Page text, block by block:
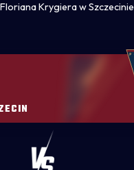
Krygiera w Szczecinie